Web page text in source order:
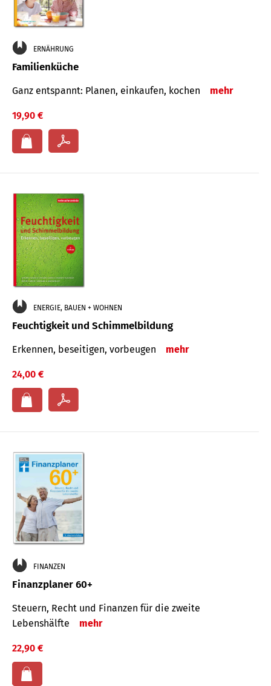
ERNÄHRUNG
Familienküche
Ganz entspannt: Planen, einkaufen, kochen mehr
19,90 €
ENERGIE, BAUEN + WOHNEN
Feuchtigkeit und Schimmelbildung
Erkennen, beseitigen, vorbeugen mehr
24,00 €
FINANZEN
Finanzplaner 60+
Steuern, Recht und Finanzen für die zweite
Lebenshälfte
mehr
22,90 €